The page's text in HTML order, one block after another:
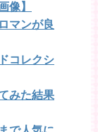
像】
マンが良
コレクシ
みた結果